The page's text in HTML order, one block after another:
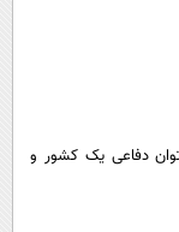
توان دفاعی یک کشور و